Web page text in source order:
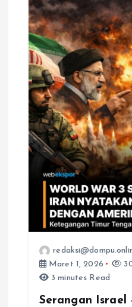
Maret 1, 2026
3 minutes Read
Serangan Israel